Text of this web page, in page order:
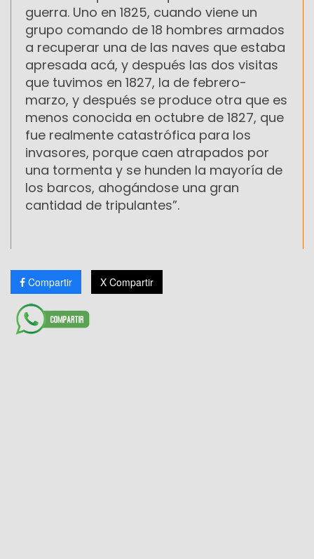
guerra. Uno en 1825, cuando viene un
grupo comando de 18 hombres armados
a recuperar una de las naves que estaba
apresada acá, y después las dos visitas
que tuvimos en 1827, la de febrero-
marzo, y después se produce otra que es
menos conocida en octubre de 1827, que
fue realmente catastrófica para los
invasores, porque caen atrapados por
una tormenta y se hunden la mayoría de
los barcos, ahogándose una gran
cantidad de tripulantes”.
Compartir X Compartir